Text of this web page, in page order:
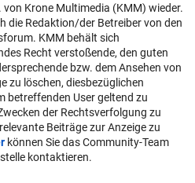
Krone Multimedia (KMM) wieder.
die Redaktion/der Betreiber von den
KMM behält sich
Recht verstoßende, den guten
bzw. dem Ansehen von
zu löschen, diesbezüglichen
betreffenden User geltend zu
der Rechtsverfolgung zu
Beiträge zur Anzeige zu
können Sie das Community-Team
kontaktieren.